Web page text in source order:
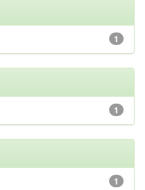
1
1
1